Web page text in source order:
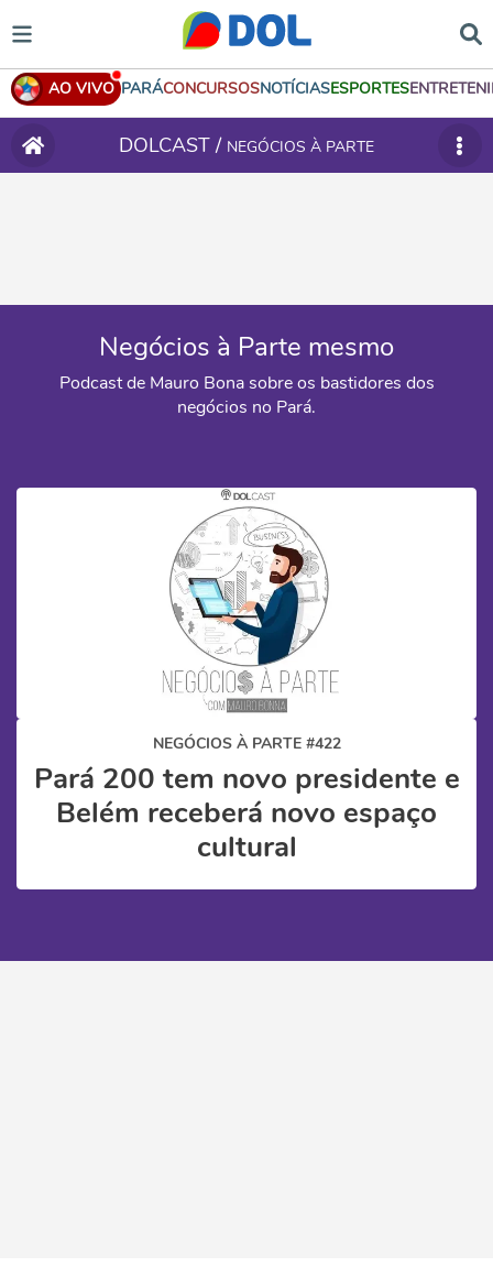
AO VIVO PARÁCONCURSOSNOTÍCIASESPORTES
DOLCAST / NEGÓCIOS À PARTE
Negócios à Parte mesmo
Podcast de Mauro Bona sobre os bastidores dos
negócios no Pará.
NEGÓCIOS À PARTE #422
Pará 200 tem novo presidente e
Belém receberá novo espaço
cultural